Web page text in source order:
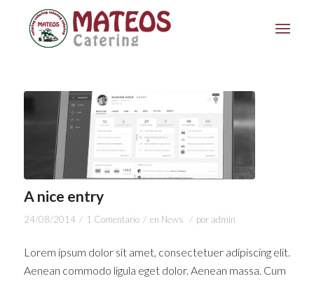
A nice entry
24/08/2014 / 1 Comentario / en News / por admin
Lorem ipsum dolor sit amet, consectetuer adipiscing elit.
Aenean commodo ligula eget dolor. Aenean massa. Cum